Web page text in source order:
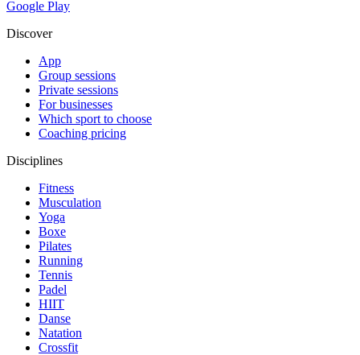
Google Play
Discover
App
Group sessions
Private sessions
For businesses
Which sport to choose
Coaching pricing
Disciplines
Fitness
Musculation
Yoga
Boxe
Pilates
Running
Tennis
Padel
HIIT
Danse
Natation
Crossfit